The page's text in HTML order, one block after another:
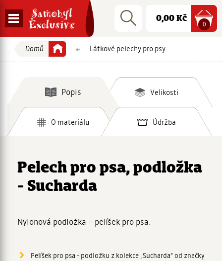
Zobrazit
navigaci
na
hlavní
navigaci
hledání:
Vyhledat
košík
Cena:
0,00 Kč
0
VašeDomů Látkové pelechy pro psy
Popis Velikosti
O materiálu Údržba
Pelech pro psa, podložka
- Sucharda
Nylonová podložka – pelíšek pro psa.
Pelíšek pro psa - podložku z kolekce „Sucharda“ od značky